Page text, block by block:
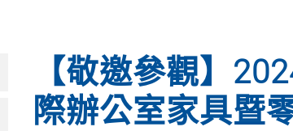
【敬邀參觀】
際辦公室家具暨